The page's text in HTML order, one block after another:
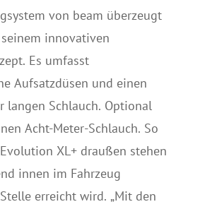
von beam überzeugt
innovativen
Es umfasst
Aufsatzdüsen und einen
langen Schlauch. Optional
Acht-Meter-Schlauch. So
XL+ draußen stehen
innen im Fahrzeug
erreicht wird. „Mit den